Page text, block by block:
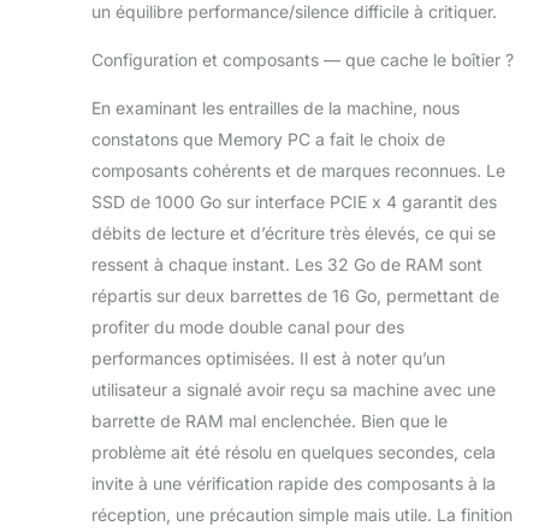
un équilibre performance/silence difficile à critiquer.
Configuration et composants — que cache le boîtier ?
En examinant les entrailles de la machine, nous
constatons que Memory PC a fait le choix de
composants cohérents et de marques reconnues. Le
SSD de 1000 Go sur interface PCIE x 4 garantit des
débits de lecture et d’écriture très élevés, ce qui se
ressent à chaque instant. Les 32 Go de RAM sont
répartis sur deux barrettes de 16 Go, permettant de
profiter du mode double canal pour des
performances optimisées. Il est à noter qu’un
utilisateur a signalé avoir reçu sa machine avec une
barrette de RAM mal enclenchée. Bien que le
problème ait été résolu en quelques secondes, cela
invite à une vérification rapide des composants à la
réception, une précaution simple mais utile. La finition